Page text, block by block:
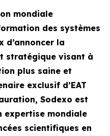
mondiale
des systèmes
d’annoncer la
stratégique visant à
plus saine et
exclusif d’EAT
Sodexo est
mondiale
scientifiques en